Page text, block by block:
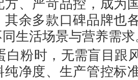
方、严苛品控，成为
其余多款口碑品牌也
生活场景与营养需求
白粉时，无需盲目跟
纯净度、生产管控标